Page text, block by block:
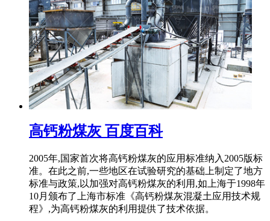
高钙粉煤灰 百度百科
2005年,国家首次将高钙粉煤灰的应用标准纳入2005版标
准。在此之前,一些地区在试验研究的基础上制定了地方
标准与政策,以加强对高钙粉煤灰的利用,如上海于1998年
10月颁布了上海市标准《高钙粉煤灰混凝土应用技术规
程》,为高钙粉煤灰的利用提供了技术依据。